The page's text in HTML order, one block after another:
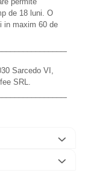
de 18 luni. O
in maxim 60 de
Sarcedo VI,
SRL.